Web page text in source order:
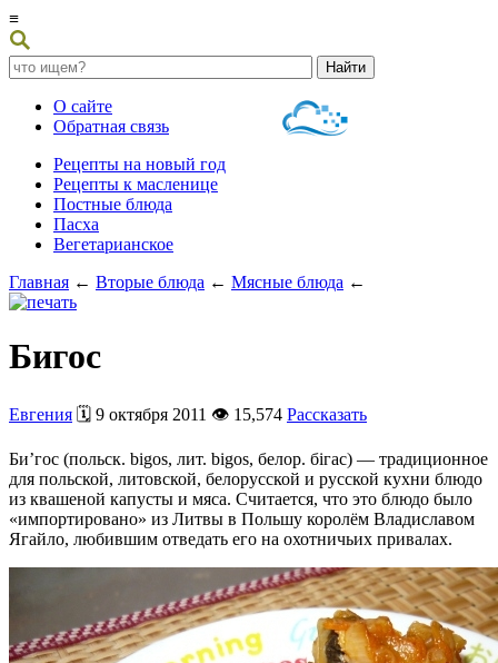
≡
О сайте
Обратная связь
Рецепты на новый год
Рецепты к масленице
Постные блюда
Пасха
Вегетарианское
Главная ← Вторые блюда ← Мясные блюда ←
Бигос
Евгения 🗓️ 9 октября 2011 👁️ 15,574 Рассказать
Би’гос (польск. bigos, лит. bigos, белор. бігас) — традиционное
для польской, литовской, белорусской и русской кухни блюдо
из квашеной капусты и мяса. Считается, что это блюдо было
«импортировано» из Литвы в Польшу королём Владиславом
Ягайло, любившим отведать его на охотничьих привалах.